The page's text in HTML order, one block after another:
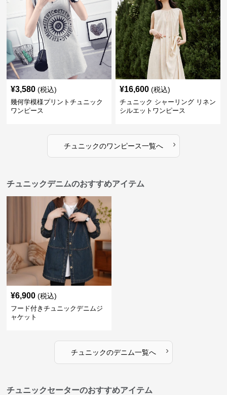
¥3,580 (税込)
幾何学模様プリントチュニック
ワンピース
¥16,600 (税込)
チュニック シャーリング リネン
シルエットワンピース
チュニックのワンピース一覧へ ›
チュニックデニムのおすすめアイテム
¥6,900 (税込)
フード付きチュニックデニムジ
ャケット
チュニックのデニム一覧へ ›
チュニックセーターのおすすめアイテム